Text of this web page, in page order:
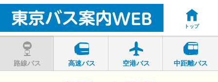
トップ
路線バス 高速バス 空港バス 中距離バス